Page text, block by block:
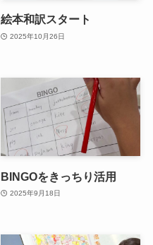
絵本和訳スタート
2025年10月26日
BINGOをきっちり活用
2025年9月18日